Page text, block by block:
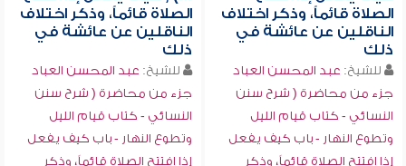
الصلاة قائماً، وذكر اختلاف
الناقلين عن عائشة في
ذلك
للشيخ: عبد المحسن العباد
جزء من محاضرة ( شرح سنن
النسائي - كتاب قيام الليل
وتطوع النهار - باب كيف يفعل
إذا افتتح الصلاة قائماً، وذكر
الصلاة قائماً، وذكر اختلاف
الناقلين عن عائشة في
ذلك
للشيخ: عبد المحسن العباد
جزء من محاضرة ( شرح سنن
النسائي - كتاب قيام الليل
وتطوع النهار - باب كيف يفعل
إذا افتتح الصلاة قائماً، وذكر